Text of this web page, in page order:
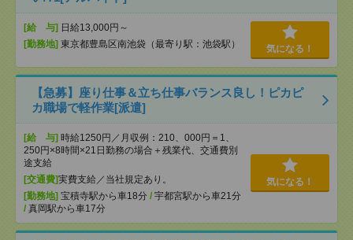
[給 与] 日給13,000円～
[勤務地] 東京都豊島区南池袋（最寄り駅：池袋駅） 気になる！
【急募】座り仕事＆立ち仕事バランス良し！ピカピ
カ職場で軽作業[派遣]
[給 与] 時給1250円／月収例：210、000円＝1、
250円×8時間×21日勤務の場合＋残業代、交通費別
途支給
[交通費]実費支給／当社規定あり。
[勤務地] 宝積寺駅から車18分 / 宇都宮駅から車21分
/ 真岡駅から車17分
気になる！